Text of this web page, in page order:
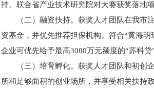
持。联合省产业技术研究院对大赛获奖落地
（二）融资扶持。获奖人才团队在我
资基金，并优先推荐担保机构。符合“黄海
企业可优先给予最高3000万元额度的“苏科贷
（三）培育孵化。获奖人才团队和初
所和足够面积的创业场所，并享受相关扶持